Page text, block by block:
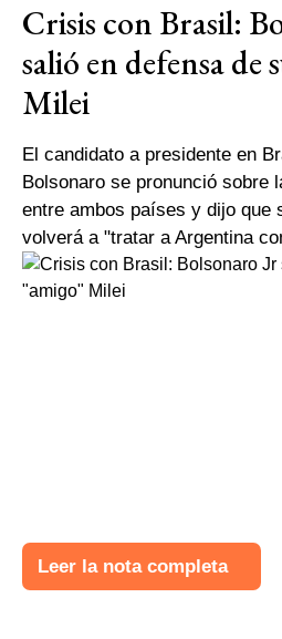
Crisis con Brasil:
salió en defensa de
Milei
El candidato a presidente en
Bolsonaro se pronunció sobre
entre ambos países y dijo que
volverá a "tratar a Argentina
Leer la nota completa